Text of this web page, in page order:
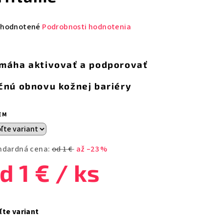
Podrobnosti hodnotenia
aktivovať a podporovať
obnovu kožnej bariéry
cena: od 1 € až –23 %
1 € / ks
variant